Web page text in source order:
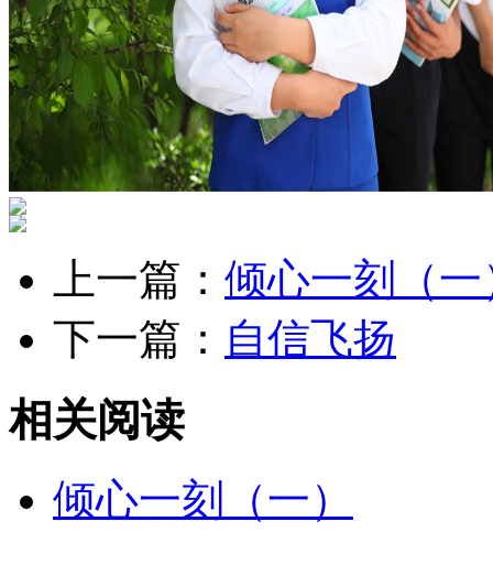
上一篇： 倾心一刻（一
下一篇： 自信飞扬
相关阅读
倾心一刻（一）